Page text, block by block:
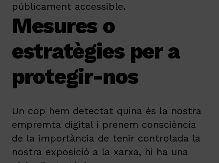
públicament accessible.
Mesures o
estratègies per a
protegir-nos
Un cop hem detectat quina és la nostra
empremta digital i prenem consciència
de la importància de tenir controlada la
nostra exposició a la xarxa, hi ha una